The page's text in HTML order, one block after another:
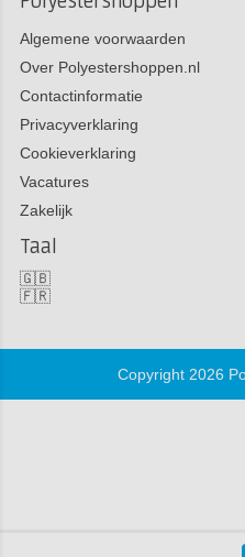
Algemene voorwaarden
Over Polyestershoppen.nl
Contactinformatie
Privacyverklaring
Cookieverklaring
Vacatures
Zakelijk
Taal
🇬🇧
🇫🇷
Copyright 2026